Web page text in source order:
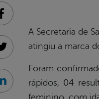
A Secretaria de
atingiu a marca
Foram
rápidos, 04
Facebook
Twitter
Linkedin